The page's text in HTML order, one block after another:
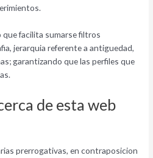
facilita sumarse filtros
jerarqui­a referente a antiguedad,
garantizando que las perfiles que
de esta web
prerrogativas, en contraposicion